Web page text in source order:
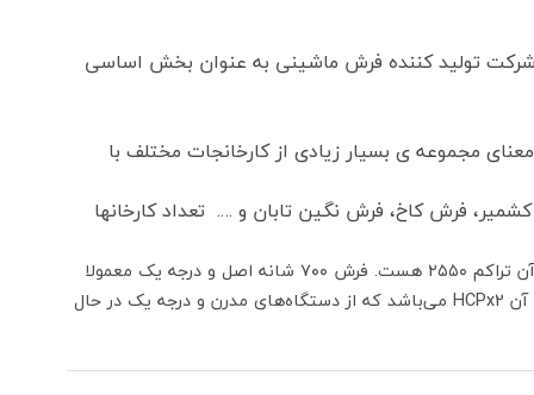
شهرک صنعتی راوند و شهرک صنعتی آران و بیدگل با بیش از ۷۰۰ کارخانه فرش و شرکت تولید کننده فرش ماشینی به عنوان بخش اساسی
مجموعه ی بسیار زیادی از کارخانجات مختلف با
فرش کاخ، فرش نگین تابان و …. تعداد کارخانها
فرش کاشان ۷۰۰ شانه واقعی دارای تراکم عرضی (شانه فرش) ۷۰۰ گره و تراکم طولی (تراکم فرش) ۲۱۰۰ تا ۳۰۰۰ گره هستند که معروفترین آن تراکم ۲۵۵۰ هست. فرش ۷۰۰ شانه اصل و درجه یک معمولا
به صورت ۸ رنگ یا ۱۰ رنگ با اختلاف قیمت جزئی عرضه می‌شوند. بافت هفتصد شانه با دستگاه‌های مختلفی انجام می‌شود که معروفترین آن HCPx2 می‌باشد که از دستگاه‌های مدرن و درجه یک در حال